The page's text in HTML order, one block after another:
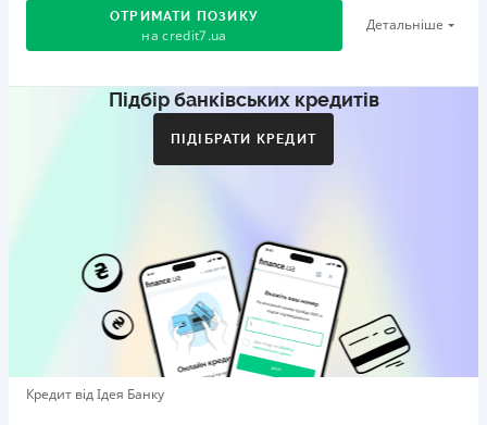
ОТРИМАТИ ПОЗИКУ
на credit7.ua
Детальніше
Акція: «Кешбек за друга»
Коли друг реєструється та отримує перший кредит
Бронзовий призер FinAwards 2026 «Найкраща програма
лояльності»
Перший займ
вiд 0,01%/день до 30 000 ₴
Повторний займ
Підбір банківських кредитів
ПІДІБРАТИ КРЕДИТ
Кредит від Ідея Банку